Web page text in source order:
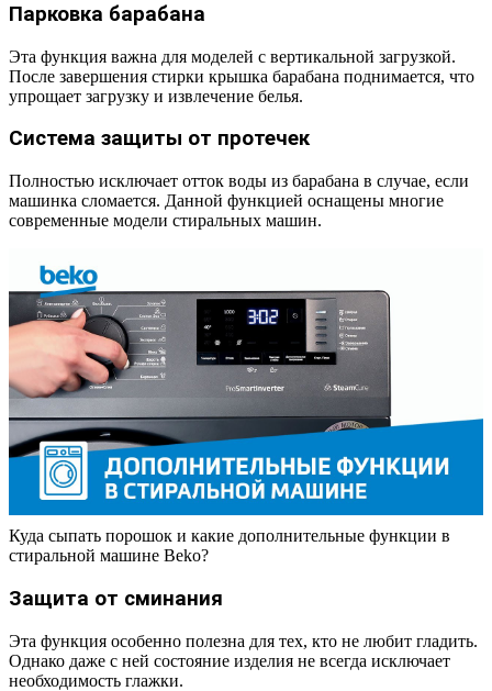
Парковка барабана
Эта функция важна для моделей с вертикальной загрузкой.
После завершения стирки крышка барабана поднимается, что
упрощает загрузку и извлечение белья.
Система защиты от протечек
Полностью исключает отток воды из барабана в случае, если
машинка сломается. Данной функцией оснащены многие
современные модели стиральных машин.
Куда сыпать порошок и какие дополнительные функции в
стиральной машине Beko?
Защита от сминания
Эта функция особенно полезна для тех, кто не любит гладить.
Однако даже с ней состояние изделия не всегда исключает
необходимость глажки.